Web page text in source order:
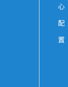
心
配
置